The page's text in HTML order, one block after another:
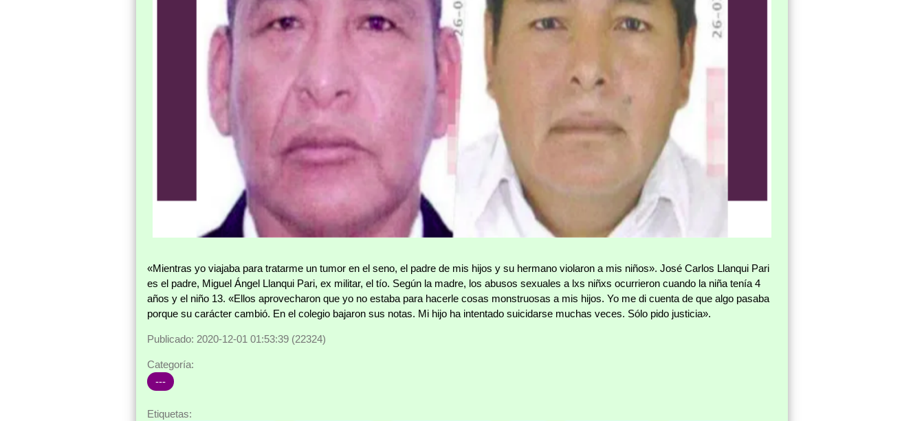
«Mientras yo viajaba para tratarme un tumor en el seno, el padre de mis hijos y su hermano violaron a mis niños». José Carlos Llanqui Pari
es el padre, Miguel Ángel Llanqui Pari, ex militar, el tío. Según la madre, los abusos sexuales a lxs niñxs ocurrieron cuando la niña tenía 4
años y el niño 13. «Ellos aprovecharon que yo no estaba para hacerle cosas monstruosas a mis hijos. Yo me di cuenta de que algo pasaba
porque su carácter cambió. En el colegio bajaron sus notas. Mi hijo ha intentado suicidarse muchas veces. Sólo pido justicia».
Publicado: 2020-12-01 01:53:39 (22324)
Categoría:
---
Etiquetas: